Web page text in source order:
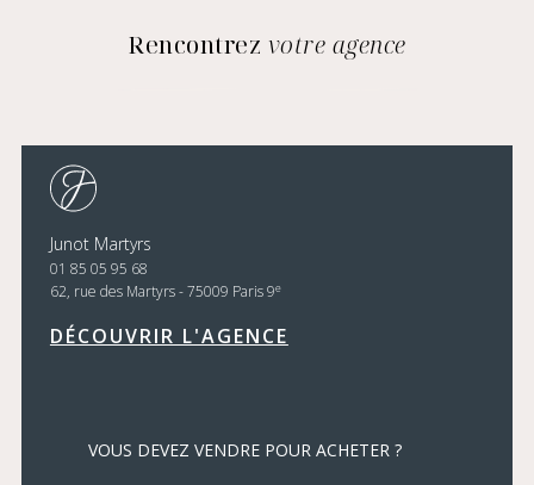
Rencontrez votre agence
Junot Martyrs
01 85 05 95 68
62, rue des Martyrs - 75009 Paris 9e
DÉCOUVRIR L'AGENCE
VOUS DEVEZ VENDRE POUR ACHETER ?